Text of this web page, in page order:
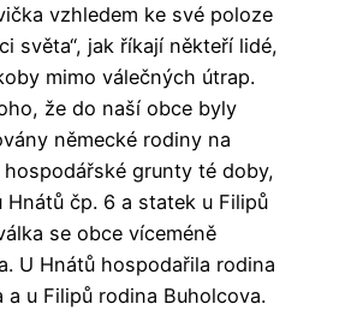
vzhledem ke své poloze
světa“, jak říkají někteří lidé,
mimo válečných útrap.
že do naší obce byly
německé rodiny na
hospodářské grunty té doby,
Hnátů čp. 6 a statek u Filipů
se obce víceméně
U Hnátů hospodařila rodina
a u Filipů rodina Buholcova.